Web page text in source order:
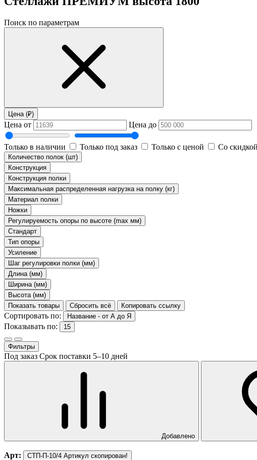
Поиск по параметрам
Цена (₽)
Цена от Цена до
Только в наличии Только под заказ Только с ценой Со скидкой
Количество полок (шт)
Конструкция
Конструкция полки
Максимальная распределенная нагрузка на полку (кг)
Материал полки
Ножки
Регулируемость опоры по высоте (max мм)
Стандарт
Тип опоры
Усиление
Шаг регулировки полки (мм)
Длина (мм)
Ширина (мм)
Высота (мм)
Показать товары
Сбросить всё Копировать ссылку
Сортировать по: Название - от А до Я
Показывать по: 15
Фильтры
Под заказ Срок поставки 5–10 дней
Добавлено
Арт: СТП-П-10/4 Артикул скопирован!